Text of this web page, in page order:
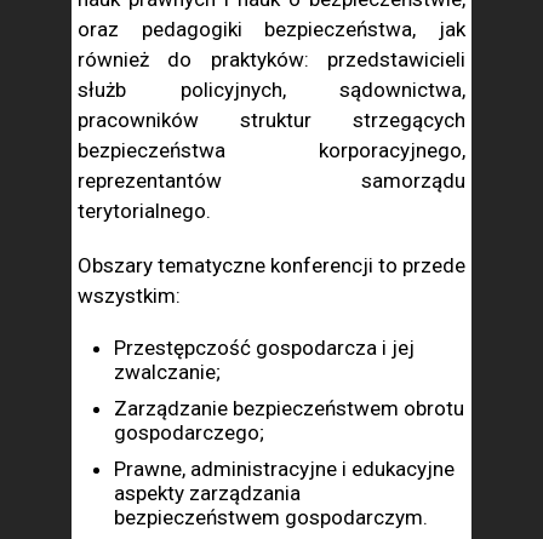
oraz pedagogiki bezpieczeństwa, jak
również do praktyków: przedstawicieli
służb policyjnych, sądownictwa,
pracowników struktur strzegących
bezpieczeństwa korporacyjnego,
reprezentantów samorządu
terytorialnego.
Obszary tematyczne konferencji to przede
wszystkim:
Przestępczość gospodarcza i jej
zwalczanie;
Zarządzanie bezpieczeństwem obrotu
gospodarczego;
Prawne, administracyjne i edukacyjne
aspekty zarządzania
bezpieczeństwem gospodarczym.